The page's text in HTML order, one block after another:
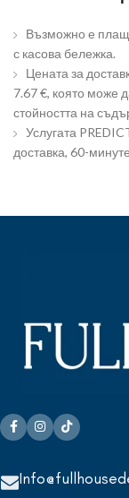
Възможно е
с касова бележка.
Цената за
7.67 €, която може
стойността на
Услугата
доставка, 60-